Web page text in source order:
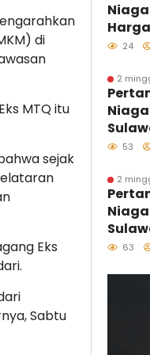
di
MTQ itu
sejak
Eks
Sabtu
24
2
53
2
Hari
63